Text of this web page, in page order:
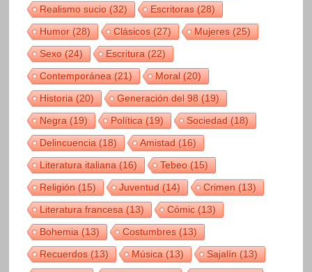
Realismo sucio(32) Escritoras(28)
Humor(28) Clásicos(27) Mujeres(25)
Sexo(24) Escritura(22)
Contemporánea(21) Moral(20)
Historia(20) Generación del 98(19)
Negra(19) Política(19) Sociedad(18)
Delincuencia(18) Amistad(16)
Literatura italiana(16) Tebeo(15)
Religión(15) Juventud(14) Crimen(13)
Literatura francesa(13) Cómic(13)
Bohemia(13) Costumbres(13)
Recuerdos(13) Música(13) Sajalín(13)